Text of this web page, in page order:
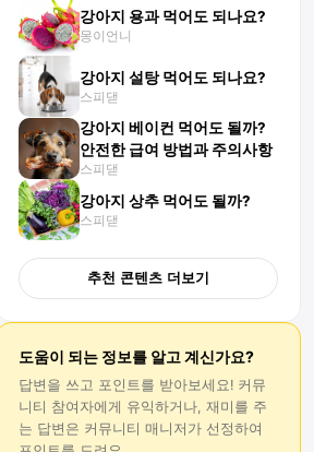
강아지 용과 먹어도 되나요?
몽이언니
강아지 설탕 먹어도 되나요?
스피댇
강아지 베이컨 먹어도 될까?
안전한 급여 방법과 주의사항
스피댇
강아지 상추 먹어도 될까?
스피댇
추천 콘텐츠 더보기
도움이 되는 정보를 알고 계신가요?
답변 을 쓰고 포인트를 받아보세요! 커뮤
니티 참여자에게 유익하거나, 재미를 주
는 답변 은 커뮤니티 매니저가 선정하여